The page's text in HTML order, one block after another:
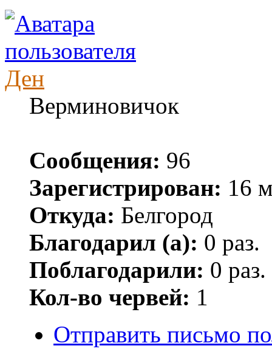
Ден
Верминовичок
Сообщения: 96
Зарегистрирован: 16
Откуда: Белгород
Благодарил (а): 0 раз.
Поблагодарили: 0 раз.
Кол-во червей: 1
Отправить письмо